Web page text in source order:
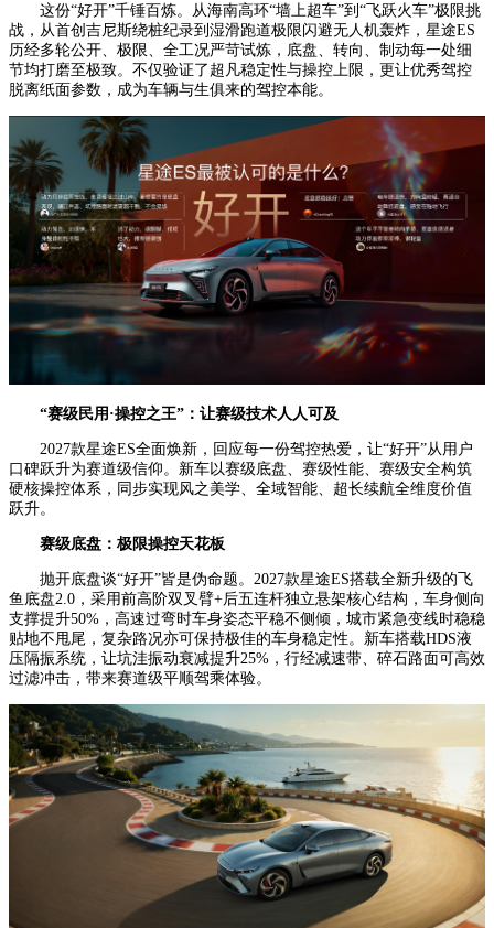
这份“好开”千锤百炼。从海南高环“墙上超车”到“飞跃火车”极限挑
战，从首创吉尼斯绕桩纪录到湿滑跑道极限闪避无人机轰炸，星途ES
历经多轮公开、极限、全工况严苛试炼，底盘、转向、制动每一处细
节均打磨至极致。不仅验证了超凡稳定性与操控上限，更让优秀驾控
脱离纸面参数，成为车辆与生俱来的驾控本能。
“赛级民用 ·操控之王” ： 让赛级技术人人可及
2027款星途ES全面焕新，回应每一份驾控热爱，让“好开”从用户
口碑跃升为赛道级信仰。新车以赛级底盘、赛级性能、赛级安全构筑
硬核操控体系，同步实现风之美学、全域智能、超长续航全维度价值
跃升。
赛级底盘：极限操控天花板
抛开底盘谈“好开”皆是伪命题。2027款星途ES搭载全新升级的飞
鱼底盘2.0，采用前高阶双叉臂+后五连杆独立悬架核心结构，车身侧向
支撑提升50%，高速过弯时车身姿态平稳不侧倾，城市紧急变线时稳稳
贴地不甩尾，复杂路况亦可保持极佳的车身稳定性。新车搭载HDS液
压隔振系统，让坑洼振动衰减提升25%，行经减速带、碎石路面可高效
过滤冲击，带来赛道级平顺驾乘体验。